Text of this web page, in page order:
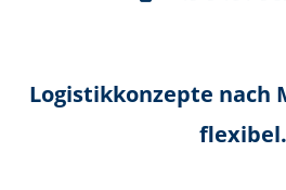
Logistikkonzepte nach
flexibel.